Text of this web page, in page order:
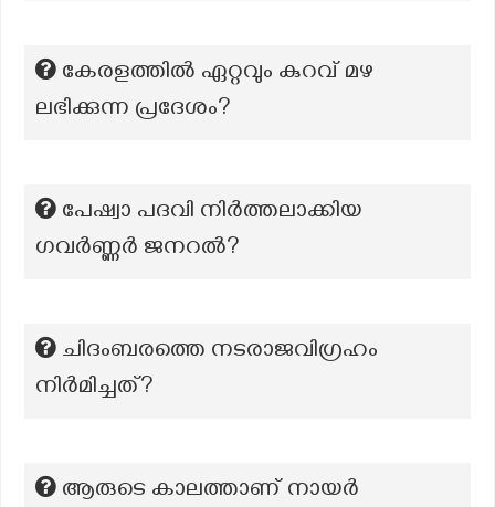
കേരളത്തിൽ ഏറ്റവും കുറവ് മഴ
ലഭിക്കുന്ന പ്രദേശം?
പേഷ്വാ പദവി നിർത്തലാക്കിയ
ഗവർണ്ണർ ജനറൽ?
ചിദംബരത്തെ നടരാജവിഗ്രഹം
നിർമിച്ചത്?
ആരുടെ കാലത്താണ് നായർ